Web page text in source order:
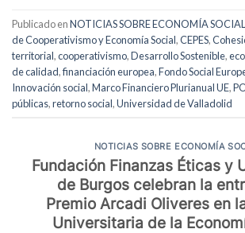
Publicado enNOTICIAS SOBRE ECONOMÍA SOCIAL
de Cooperativismo y Economía Social,CEPES,
territorial,cooperativismo,Desarrollo Sostenible,
de calidad,financiación europea,Fondo Social
Innovación social,Marco Financiero Plurianual UE,
públicas,retorno social,Universidad de Valladolid
NOTICIAS SOBRE ECONOMÍA
Fundación Finanzas Éticas y
de Burgos celebran la
Premio Arcadi Oliveres en
Universitaria de la